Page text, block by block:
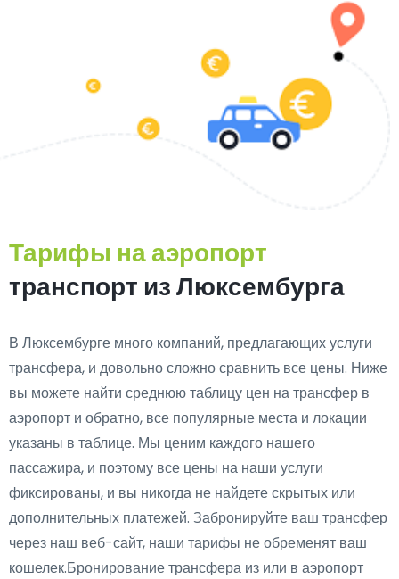
Тарифы на аэропорт
транспорт из Люксембурга
В Люксембурге много компаний, предлагающих услуги
трансфера, и довольно сложно сравнить все цены. Ниже
вы можете найти среднюю таблицу цен на трансфер в
аэропорт и обратно, все популярные места и локации
указаны в таблице. Мы ценим каждого нашего
пассажира, и поэтому все цены на наши услуги
фиксированы, и вы никогда не найдете скрытых или
дополнительных платежей. Забронируйте ваш трансфер
через наш веб-сайт, наши тарифы не обременят ваш
кошелек.Бронирование трансфера из или в аэропорт